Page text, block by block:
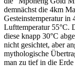
demnächst die 4km
Gesteinstemperatur in
Lufttemperatur 55°C.
diese knapp 30°C
nicht gesichtet, aber
mythologische
man zu tief in die Erde